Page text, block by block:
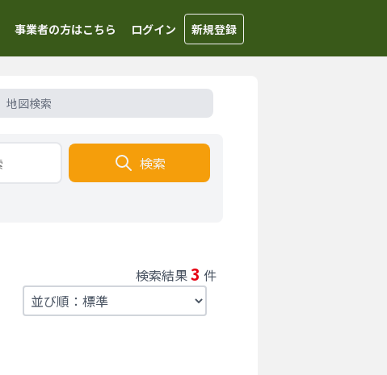
事業者の方はこちら ログイン 新規登録
地図検索
検索
検索結果3 件